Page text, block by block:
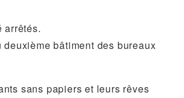
arrêtés.
bâtiment des bureaux
sans papiers et leurs rêves